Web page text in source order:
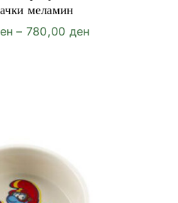
меламин
– 780,00 денPrice